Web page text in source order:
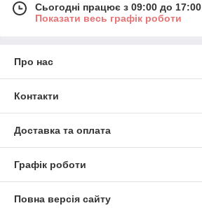
Сьогодні працює з 09:00 до 17:00
Показати весь графік роботи
Про нас
Контакти
Доставка та оплата
Графік роботи
Повна версія сайту